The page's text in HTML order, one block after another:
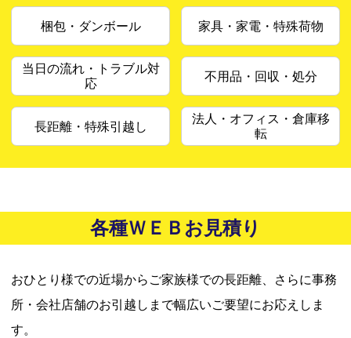
梱包・ダンボール 家具・家電・特殊荷物
当日の流れ・トラブル対
応
不用品・回収・処分
長距離・特殊引越し
法人・オフィス・倉庫移
転
各種ＷＥＢお見積り
おひとり様での近場からご家族様での長距離、さらに事務
所・会社店舗のお引越しまで幅広いご要望にお応えしま
す。